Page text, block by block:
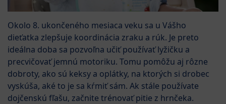
Okolo 8. ukončeného mesiaca veku sa u Vášho
dieťatka zlepšuje koordinácia zraku a rúk. Je preto
ideálna doba sa pozvoľna učiť používať lyžičku a
precvičovať jemnú motoriku. Tomu pomôžu aj rôzne
dobroty, ako sú keksy a oplátky, na ktorých si drobec
vyskúša, aké to je sa kŕmiť sám. Ak stále používate
dojčenskú fľašu, začnite trénovať pitie z hrnčeka.